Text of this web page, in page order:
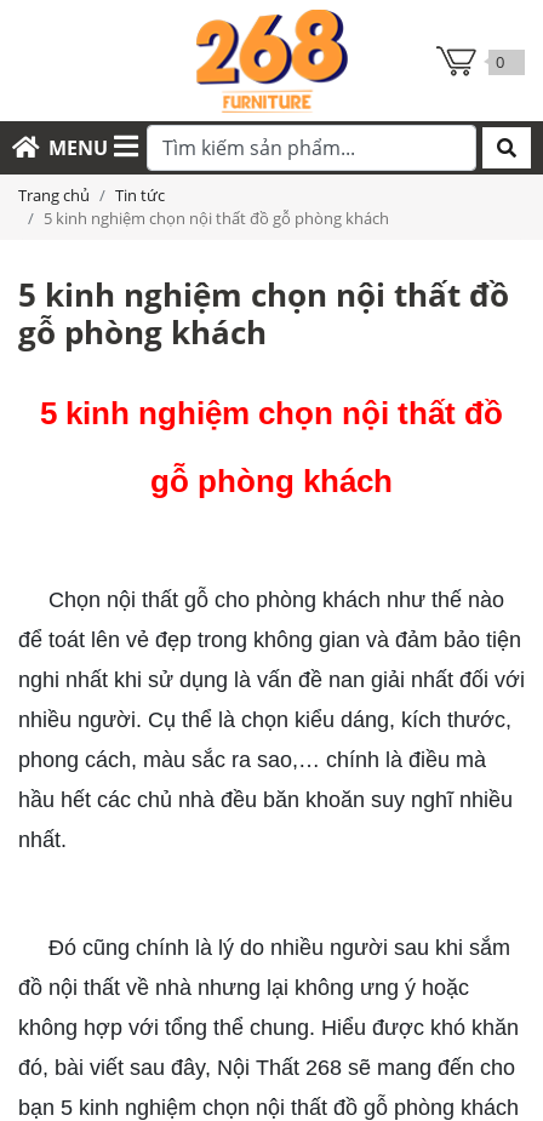
0
MENU
Trang chủ
Tin tức
5 kinh nghiệm chọn nội thất đồ gỗ phòng khách
5 kinh nghiệm chọn nội thất đồ
gỗ phòng khách
5 kinh nghiệm chọn nội thất đồ
gỗ phòng khách
Chọn nội thất gỗ cho phòng khách như thế nào
để toát lên vẻ đẹp trong không gian và đảm bảo tiện
nghi nhất khi sử dụng là vấn đề nan giải nhất đối với
nhiều người. Cụ thể là chọn kiểu dáng, kích thước,
phong cách, màu sắc ra sao,… chính là điều mà
hầu hết các chủ nhà đều băn khoăn suy nghĩ nhiều
nhất.
Đó cũng chính là lý do nhiều người sau khi sắm
đồ nội thất về nhà nhưng lại không ưng ý hoặc
không hợp với tổng thể chung. Hiểu được khó khăn
đó, bài viết sau đây, Nội Thất 268 sẽ mang đến cho
bạn 5 kinh nghiệm chọn nội thất đồ gỗ phòng khách